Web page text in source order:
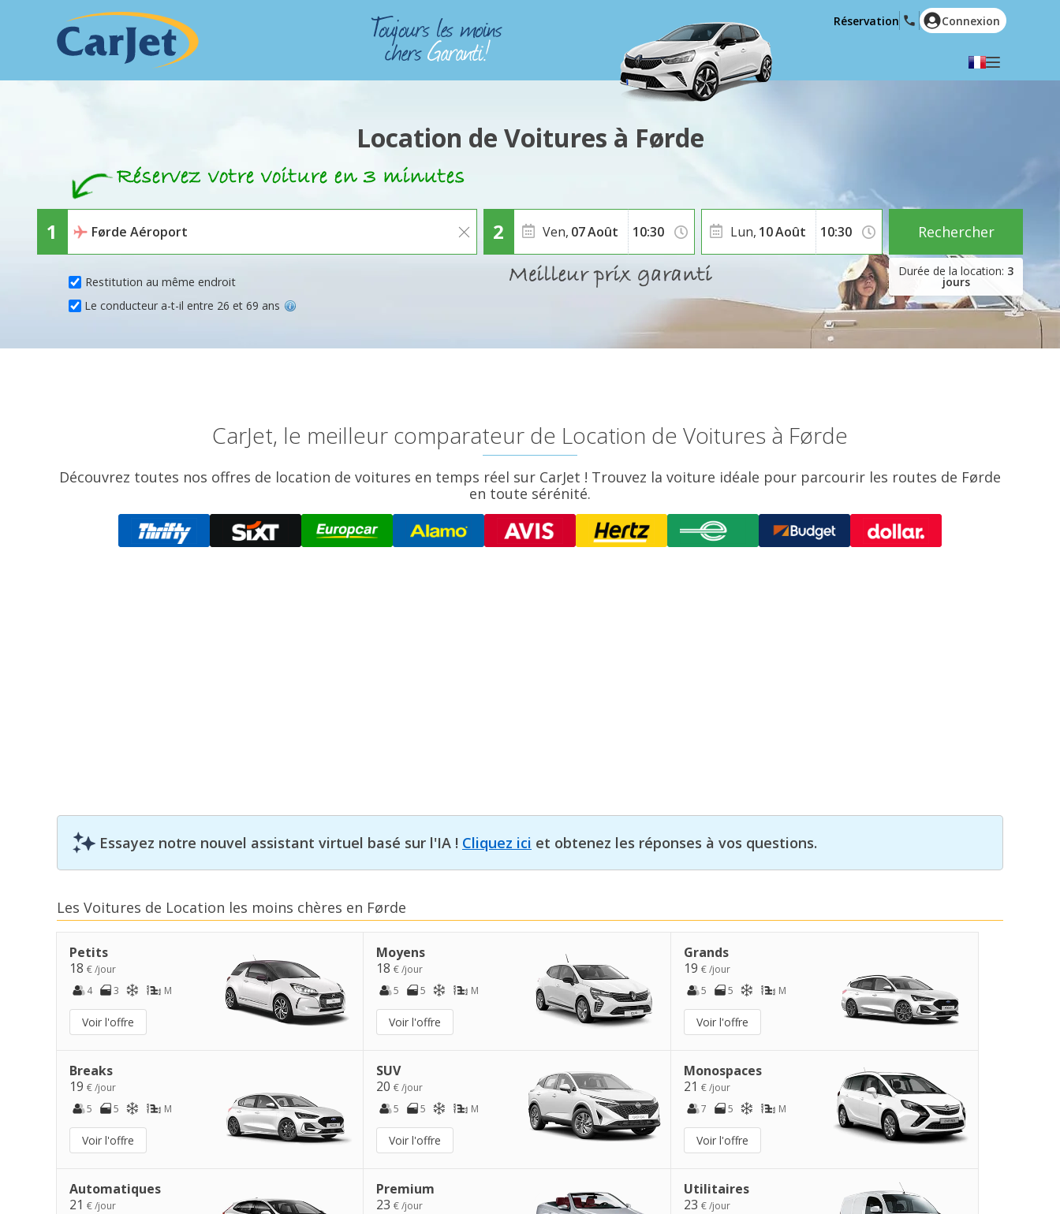
English (US)
Polski
Română
Ελληνικά
Hrvatski
العربية
Réservation Connexion
Location de Voitures à Førde
Restitution au même endroit
Ven, 07Août
3
jours
Lun, 10Août
Le conducteur a-t-il entre 26 et 69 ans
Rechercher
CarJet, le meilleur comparateur de Location de Voitures à Førde
Découvrez toutes nos offres de location de voitures en temps réel sur CarJet ! Trouvez la voiture idéale pour parcourir les routes de Førde
en toute sérénité.
Essayez notre nouvel assistant virtuel basé sur l'IA ! Cliquez ici et obtenez les réponses à vos questions.
Les Voitures de Location les moins chères en Førde
Petits
18 € /jour
4
3 M
Voir l'offre
Moyens
18€ /jour
5
5 M
Voir l'offre
Grands
19 € /jour
5
5 M
Voir l'offre
Breaks
19 € /jour
5
5 M
Voir l'offre
SUV
20€ /jour
5
5 M
Voir l'offre
Monospaces
21 € /jour
7
5 M
Voir l'offre
Automatiques
21 € /jour
Premium
23€ /jour
Utilitaires
23 € /jour